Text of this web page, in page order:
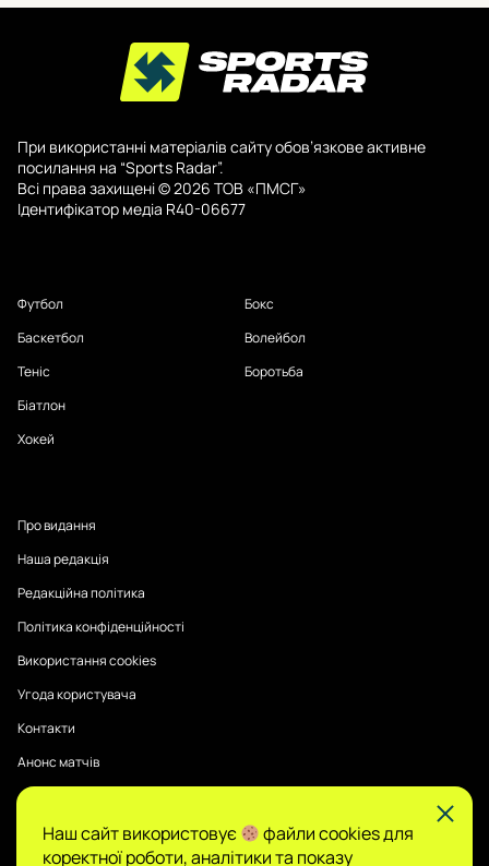
При використанні матеріалів сайту обов’язкове активне
посилання на “Sports Radar”.
Всі права захищені © 2026 ТОВ «ПМСГ»
Ідентифікатор медіа R40-06677
Футбол
Баскетбол
Теніс
Біатлон
Хокей
Бокс
Волейбол
Боротьба
Про видання
Наша редакція
Редакційна політика
Політика конфіденційності
Використання cookies
Угода користувача
Контакти
Анонс матчів
Публікації на Sports Radar мають інформаційний характер.
Думки авторів є їхньою особистою позицією, редакція не
Наш сайт використовує
файли cookies для
коректної роботи, аналітики та показу